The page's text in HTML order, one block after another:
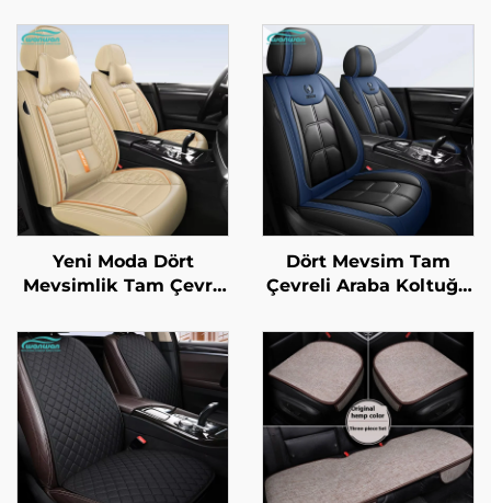
Yeni Moda Dört
Mevsimlik Tam Çevre
Patlamaya Dayanıklı
İpek Buz Malzemesi
Ön Yüz Deriden
Dört Mevsim Tam
Çevreli Araba Koltuğu
Poliesterden Otomobil
Koltuğu Malzemeleri